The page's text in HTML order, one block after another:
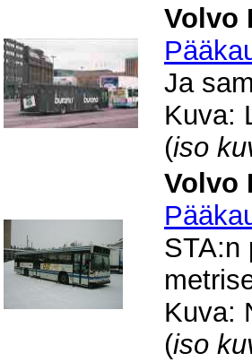
Volvo
Ja
Kuva:
(iso
Volvo
STA:n
Kuva:
(iso